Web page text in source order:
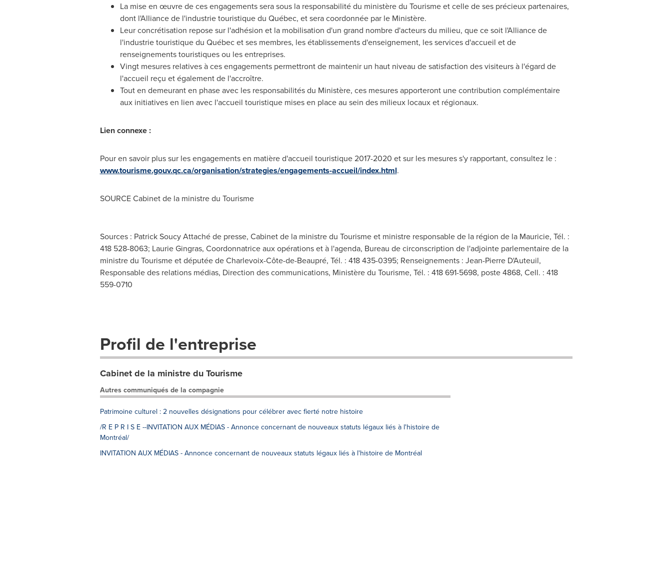
La mise en œuvre de ces engagements sera sous la responsabilité du ministère du Tourisme et celle de ses précieux partenaires,
dont l'Alliance de l'industrie touristique du Québec, et sera coordonnée par le Ministère.
Leur concrétisation repose sur l'adhésion et la mobilisation d'un grand nombre d'acteurs du milieu, que ce soit l'Alliance de
l'industrie touristique du Québec et ses membres, les établissements d'enseignement, les services d'accueil et de
renseignements touristiques ou les entreprises.
Vingt mesures relatives à ces engagements permettront de maintenir un haut niveau de satisfaction des visiteurs à l'égard de
l'accueil reçu et également de l'accroître.
Tout en demeurant en phase avec les responsabilités du Ministère, ces mesures apporteront une contribution complémentaire
aux initiatives en lien avec l'accueil touristique mises en place au sein des milieux locaux et régionaux.
Lien connexe :
Pour en savoir plus sur les engagements en matière d'accueil touristique 2017-2020 et sur les mesures s'y rapportant, consultez le :
www.tourisme.gouv.qc.ca/organisation/strategies/engagements-accueil/index.html.
SOURCE Cabinet de la ministre du Tourisme
Sources : Patrick Soucy Attaché de presse, Cabinet de la ministre du Tourisme et ministre responsable de la région de la Mauricie, Tél. :
418 528-8063; Laurie Gingras, Coordonnatrice aux opérations et à l'agenda, Bureau de circonscription de l'adjointe parlementaire de la
ministre du Tourisme et députée de Charlevoix-Côte-de-Beaupré, Tél. : 418 435-0395; Renseignements : Jean-Pierre D'Auteuil,
Responsable des relations médias, Direction des communications, Ministère du Tourisme, Tél. : 418 691-5698, poste 4868, Cell. : 418
559-0710
Profil de l'entreprise
Cabinet de la ministre du Tourisme
Autres communiqués de la compagnie
Patrimoine culturel : 2 nouvelles désignations pour célébrer avec fierté notre histoire
/R E P R I S E --INVITATION AUX MÉDIAS - Annonce concernant de nouveaux statuts légaux liés à l'histoire de
Montréal/
INVITATION AUX MÉDIAS - Annonce concernant de nouveaux statuts légaux liés à l'histoire de Montréal